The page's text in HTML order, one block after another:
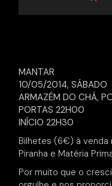
MANTAR
10/05/2014, SÁBADO
ARMAZÉM DO CHÁ,
PORTAS 22H00
INÍCIO 22H30
Bilhetes (6€) à venda
Piranha e Matéria
Por muito que o